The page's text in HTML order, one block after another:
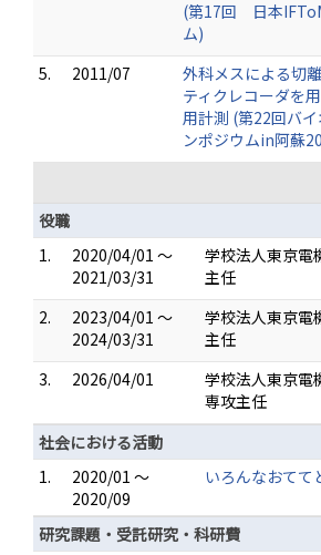
(第17回 日本
ム)
5.
2011/07
外科メスによる切
ティクレコーダを
用計測 (第22回バ
ンポジウムin阿蘇
役職
1.
2020/04/01 ～
2021/03/31
学校法人東京電
主任
2.
2023/04/01 ～
2024/03/31
学校法人東京電
主任
3.
2026/04/01
学校法人東京電
専攻主任
社会における活動
1.
2020/01 ～
2020/09
いろんなおてて
研究課題・受託研究・科研費